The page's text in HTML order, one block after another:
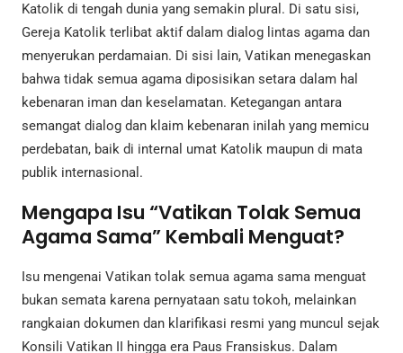
Katolik di tengah dunia yang semakin plural. Di satu sisi,
Gereja Katolik terlibat aktif dalam dialog lintas agama dan
menyerukan perdamaian. Di sisi lain, Vatikan menegaskan
bahwa tidak semua agama diposisikan setara dalam hal
kebenaran iman dan keselamatan. Ketegangan antara
semangat dialog dan klaim kebenaran inilah yang memicu
perdebatan, baik di internal umat Katolik maupun di mata
publik internasional.
Mengapa Isu “Vatikan Tolak Semua
Agama Sama” Kembali Menguat?
Isu mengenai Vatikan tolak semua agama sama menguat
bukan semata karena pernyataan satu tokoh, melainkan
rangkaian dokumen dan klarifikasi resmi yang muncul sejak
Konsili Vatikan II hingga era Paus Fransiskus. Dalam